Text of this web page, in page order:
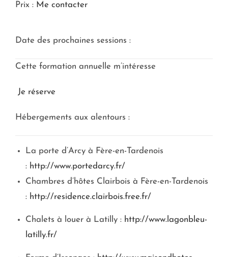
Prix : Me contacter
Date des prochaines sessions :
Cette formation annuelle m’intéresse
Je réserve
Hébergements aux alentours :
La porte d’Arcy à Fère-en-Tardenois
: http://www.portedarcy.fr/
Chambres d’hôtes Clairbois à Fère-en-Tardenois
: http://residence.clairbois.free.fr/
Chalets à louer à Latilly : http://www.lagonbleu-
latilly.fr/